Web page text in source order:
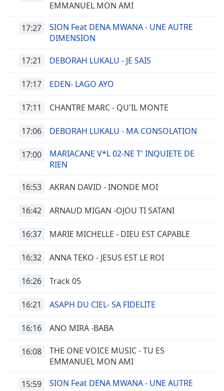
EMMANUEL MON AMI
17:27
SION Feat DENA MWANA - UNE AUTRE
DIMENSION
17:21 DEBORAH LUKALU - JE SAIS
17:17 EDEN- LAGO AYO
17:11 CHANTRE MARC - QU'IL MONTE
17:06 DEBORAH LUKALU - MA CONSOLATION
17:00
MARIACANE V*L 02-NE T' INQUIETE DE
RIEN
16:53 AKRAN DAVID - INONDE MOI
16:42 ARNAUD MIGAN -OJOU TI SATANI
16:37 MARIE MICHELLE - DIEU EST CAPABLE
16:32 ANNA TEKO - JESUS EST LE ROI
16:26 Track 05
16:21 ASAPH DU CIEL- SA FIDELITE
16:16 ANO MIRA -BABA
16:08
THE ONE VOICE MUSIC - TU ES
EMMANUEL MON AMI
15:59
SION Feat DENA MWANA - UNE AUTRE